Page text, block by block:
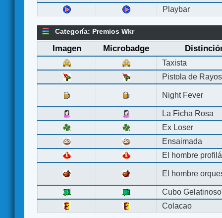
Playbar
Categoría: Premios Wkr
Imagen Microbadge
Taxista
Pistola de Rayos
Night Fever
La Ficha Rosa
Ex Loser
Ensaimada
El hombre
El hombre
Cubo Gelatinoso
Colacao